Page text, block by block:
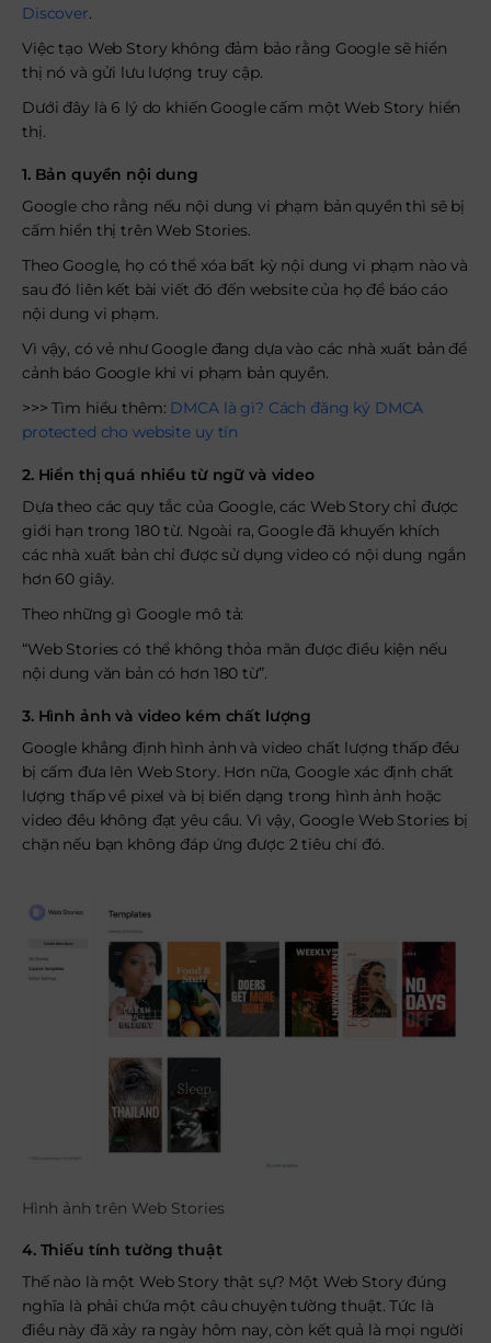
Discover.
Việc tạo Web Story không đảm bảo rằng Google sẽ hiển
thị nó và gửi lưu lượng truy cập.
Dưới đây là 6 lý do khiến Google cấm một Web Story hiển
thị.
1. Bản quyền nội dung
Google cho rằng nếu nội dung vi phạm bản quyền thì sẽ bị
cấm hiển thị trên Web Stories.
Theo Google, họ có thể xóa bất kỳ nội dung vi phạm nào và
sau đó liên kết bài viết đó đến website của họ để báo cáo
nội dung vi phạm.
Vì vậy, có vẻ như Google đang dựa vào các nhà xuất bản để
cảnh báo Google khi vi phạm bản quyền.
>>> Tìm hiểu thêm: DMCA là gì? Cách đăng ký DMCA
protected cho website uy tín
2. Hiển thị quá nhiều từ ngữ và video
Dựa theo các quy tắc của Google, các Web Story chỉ được
giới hạn trong 180 từ. Ngoài ra, Google đã khuyến khích
các nhà xuất bản chỉ được sử dụng video có nội dung ngắn
hơn 60 giây.
Theo những gì Google mô tả:
“Web Stories có thể không thỏa mãn được điều kiện nếu
nội dung văn bản có hơn 180 từ”.
3. Hình ảnh và video kém chất lượng
Google khẳng định hình ảnh và video chất lượng thấp đều
bị cấm đưa lên Web Story. Hơn nữa, Google xác định chất
lượng thấp về pixel và bị biến dạng trong hình ảnh hoặc
video đều không đạt yêu cầu. Vì vậy, Google Web Stories bị
chặn nếu bạn không đáp ứng được 2 tiêu chí đó.
Hình ảnh trên Web Stories
4. Thiếu tính tường thuật
Thế nào là một Web Story thật sự? Một Web Story đúng
nghĩa là phải chứa một câu chuyện tường thuật. Tức là
điều này đã xảy ra ngày hôm nay, còn kết quả là mọi người